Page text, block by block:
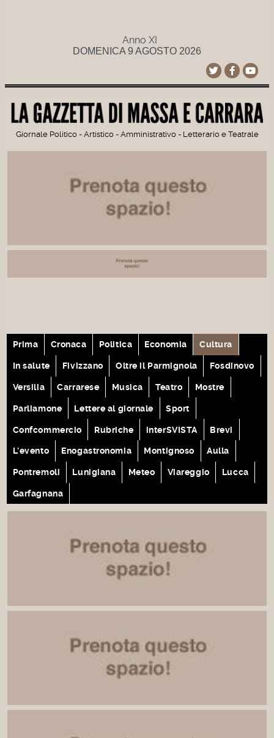
Anno XI
DOMENICA 9 AGOSTO 2026
Giornale Politico - Artistico - Amministrativo - Letterario e Teatrale
Prima Cronaca Politica Economia Cultura
In salute Fivizzano Oltre il Parmignola Fosdinovo
Versilia Carrarese Musica Teatro Mostre
Parliamone Lettere al giornale Sport
Confcommercio Rubriche interSVISTA Brevi
L'evento Enogastronomia Montignoso Aulla
Pontremoli Lunigiana Meteo Viareggio Lucca
Garfagnana